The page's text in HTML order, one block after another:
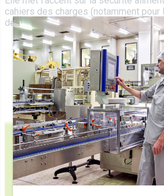
cahiers des charges (notamment
de distributeur) et la gestion de la